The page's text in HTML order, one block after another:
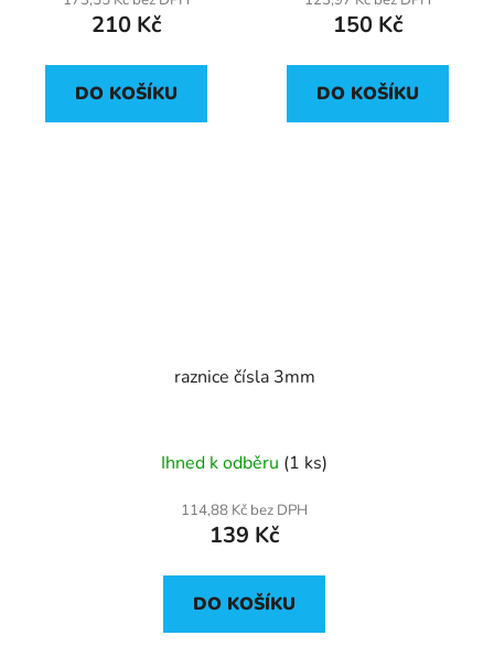
210 Kč
DO KOŠÍKU
150 Kč
DO KOŠÍKU
raznice čísla 3mm
Ihned k odběru (1 ks)
114,88 Kč bez DPH
139 Kč
DO KOŠÍKU